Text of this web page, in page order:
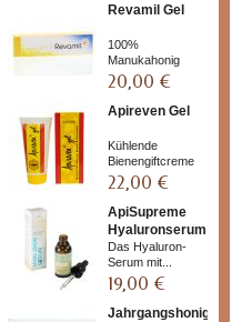
Revamil Gel
100%
Manukahonig
20,00 €
Apireven Gel
Kühlende
Bienengiftcreme
22,00 €
ApiSupreme
Hyaluronserum
+...
Das Hyaluron-
Serum mit...
19,00 €
Jahrgangshonig